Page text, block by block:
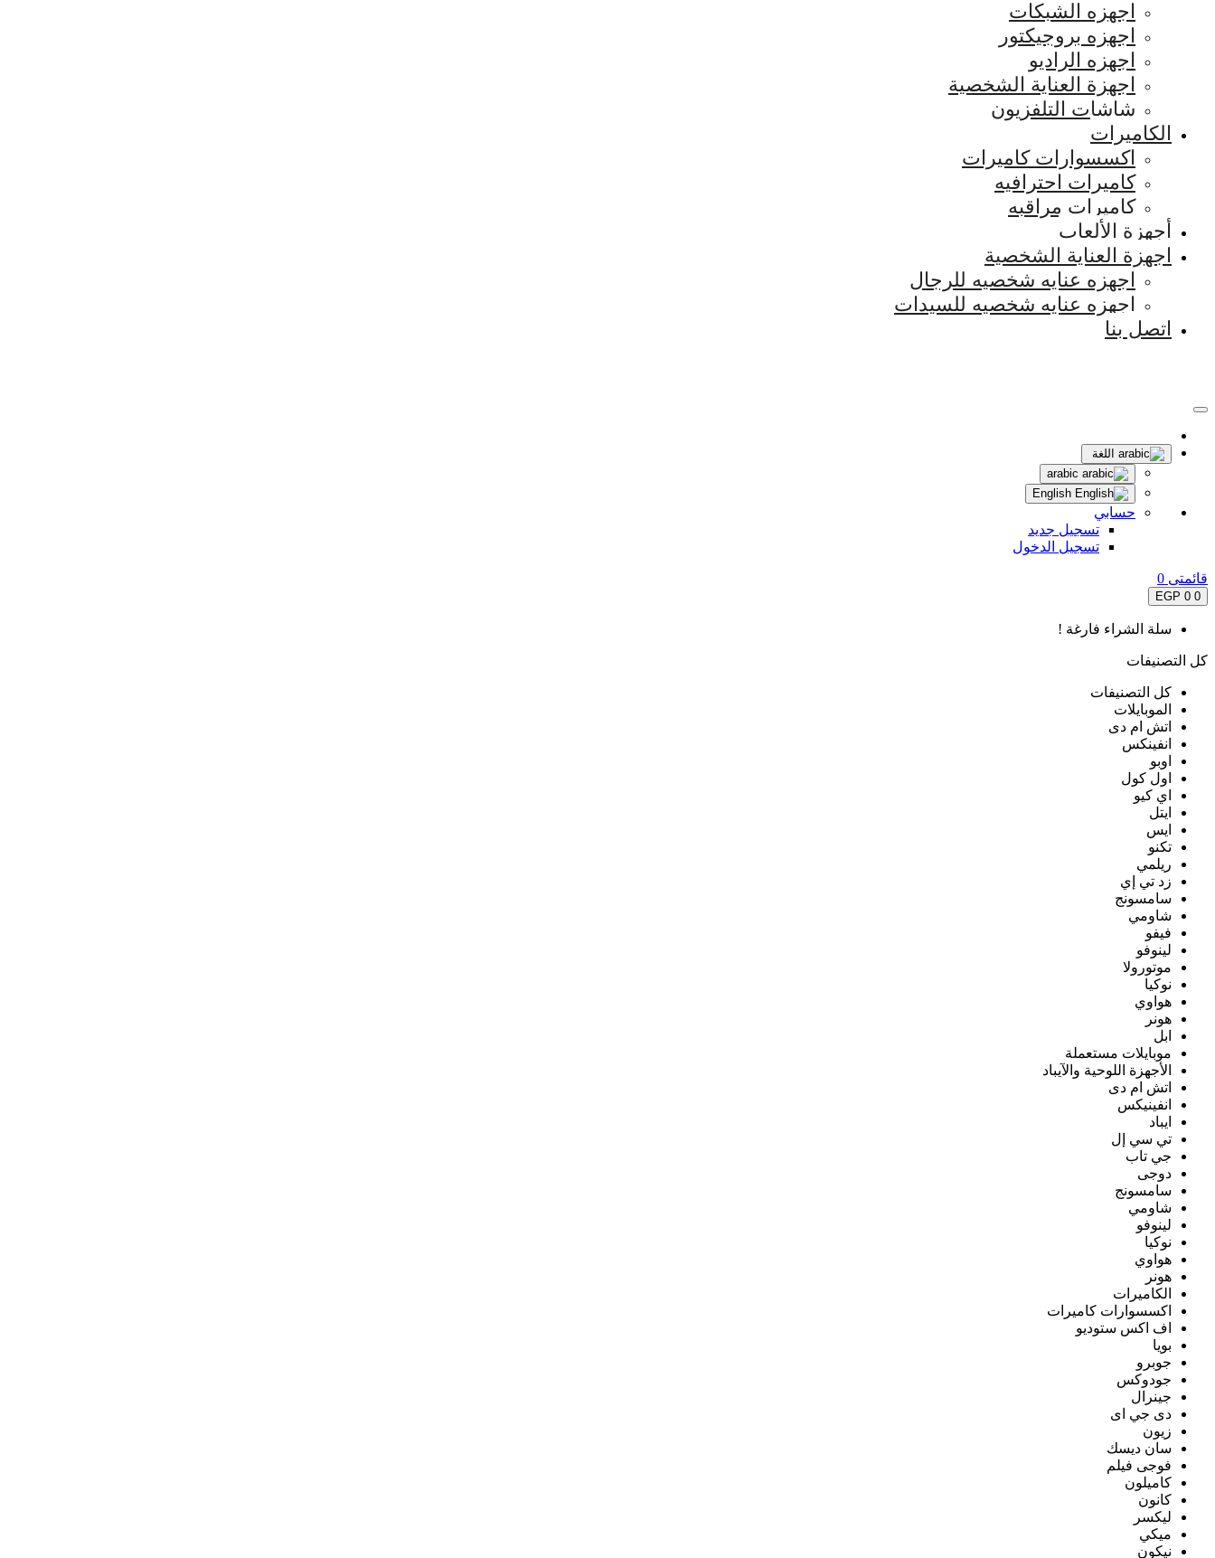
اجهزه الشبكات
اجهزه بروجيكتور
اجهزه الراديو
اجهزة العناية الشخصية
شاشات التلفزيون
الكاميرات
اكسسوارات كاميرات
كاميرات احترافيه
كاميرات مراقبه
أجهزة الألعاب
اجهزة العناية الشخصية
اجهزه عنايه شخصيه للرجال
اجهزه عنايه شخصيه للسيدات
اتصل بنا
اللغة
حسابي
تسجيل جديد
تسجيل الدخول
قائمتى 0
0
0 EGP
سلة الشراء فارغة !
كل التصنيفات
كل التصنيفات
الموبايلات
اتش ام دى
انفينكس
اوبو
اول كول
اي كيو
ايتل
ايس
تكنو
ريلمي
زد تي إي
سامسونج
شاومي
فيفو
لينوفو
موتورولا
نوكيا
هواوي
هونر
ابل
موبايلات مستعملة
الأجهزة اللوحية والآيباد
اتش ام دى
انفينيكس
ايباد
تي سي إل
جي تاب
دوجى
سامسونج
شاومي
لينوفو
نوكيا
هواوي
هونر
الكاميرات
اكسسوارات كاميرات
اف اكس ستوديو
بويا
جوبرو
جودوكس
جينرال
دى جي اى
زيون
سان ديسك
فوجى فيلم
كاميلون
كانون
ليكسر
ميكي
نيكون